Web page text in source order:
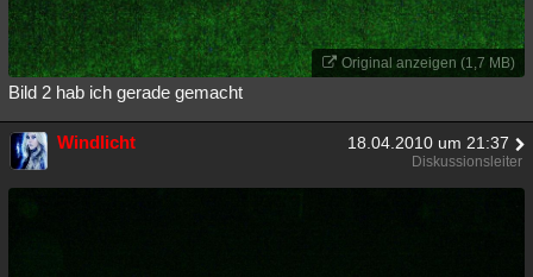
Original anzeigen (1,7 MB)
Bild 2 hab ich gerade gemacht
Windlicht 18.04.2010 um 21:37
Diskussionsleiter